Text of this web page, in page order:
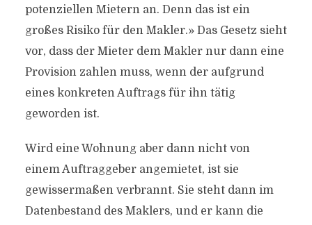
potenziellen Mietern an. Denn das ist ein
großes Risiko für den Makler.» Das Gesetz sieht
vor, dass der Mieter dem Makler nur dann eine
Provision zahlen muss, wenn der aufgrund
eines konkreten Auftrags für ihn tätig
geworden ist.
Wird eine Wohnung aber dann nicht von
einem Auftraggeber angemietet, ist sie
gewissermaßen verbrannt. Sie steht dann im
Datenbestand des Maklers, und er kann die